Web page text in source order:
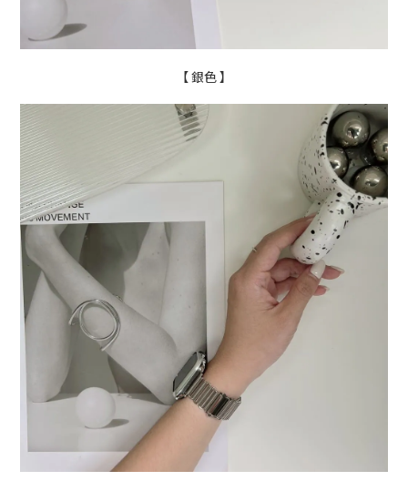
【 銀色 】